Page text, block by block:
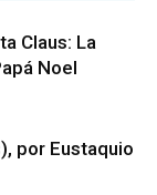
Claus: La
Noel
por Eustaquio